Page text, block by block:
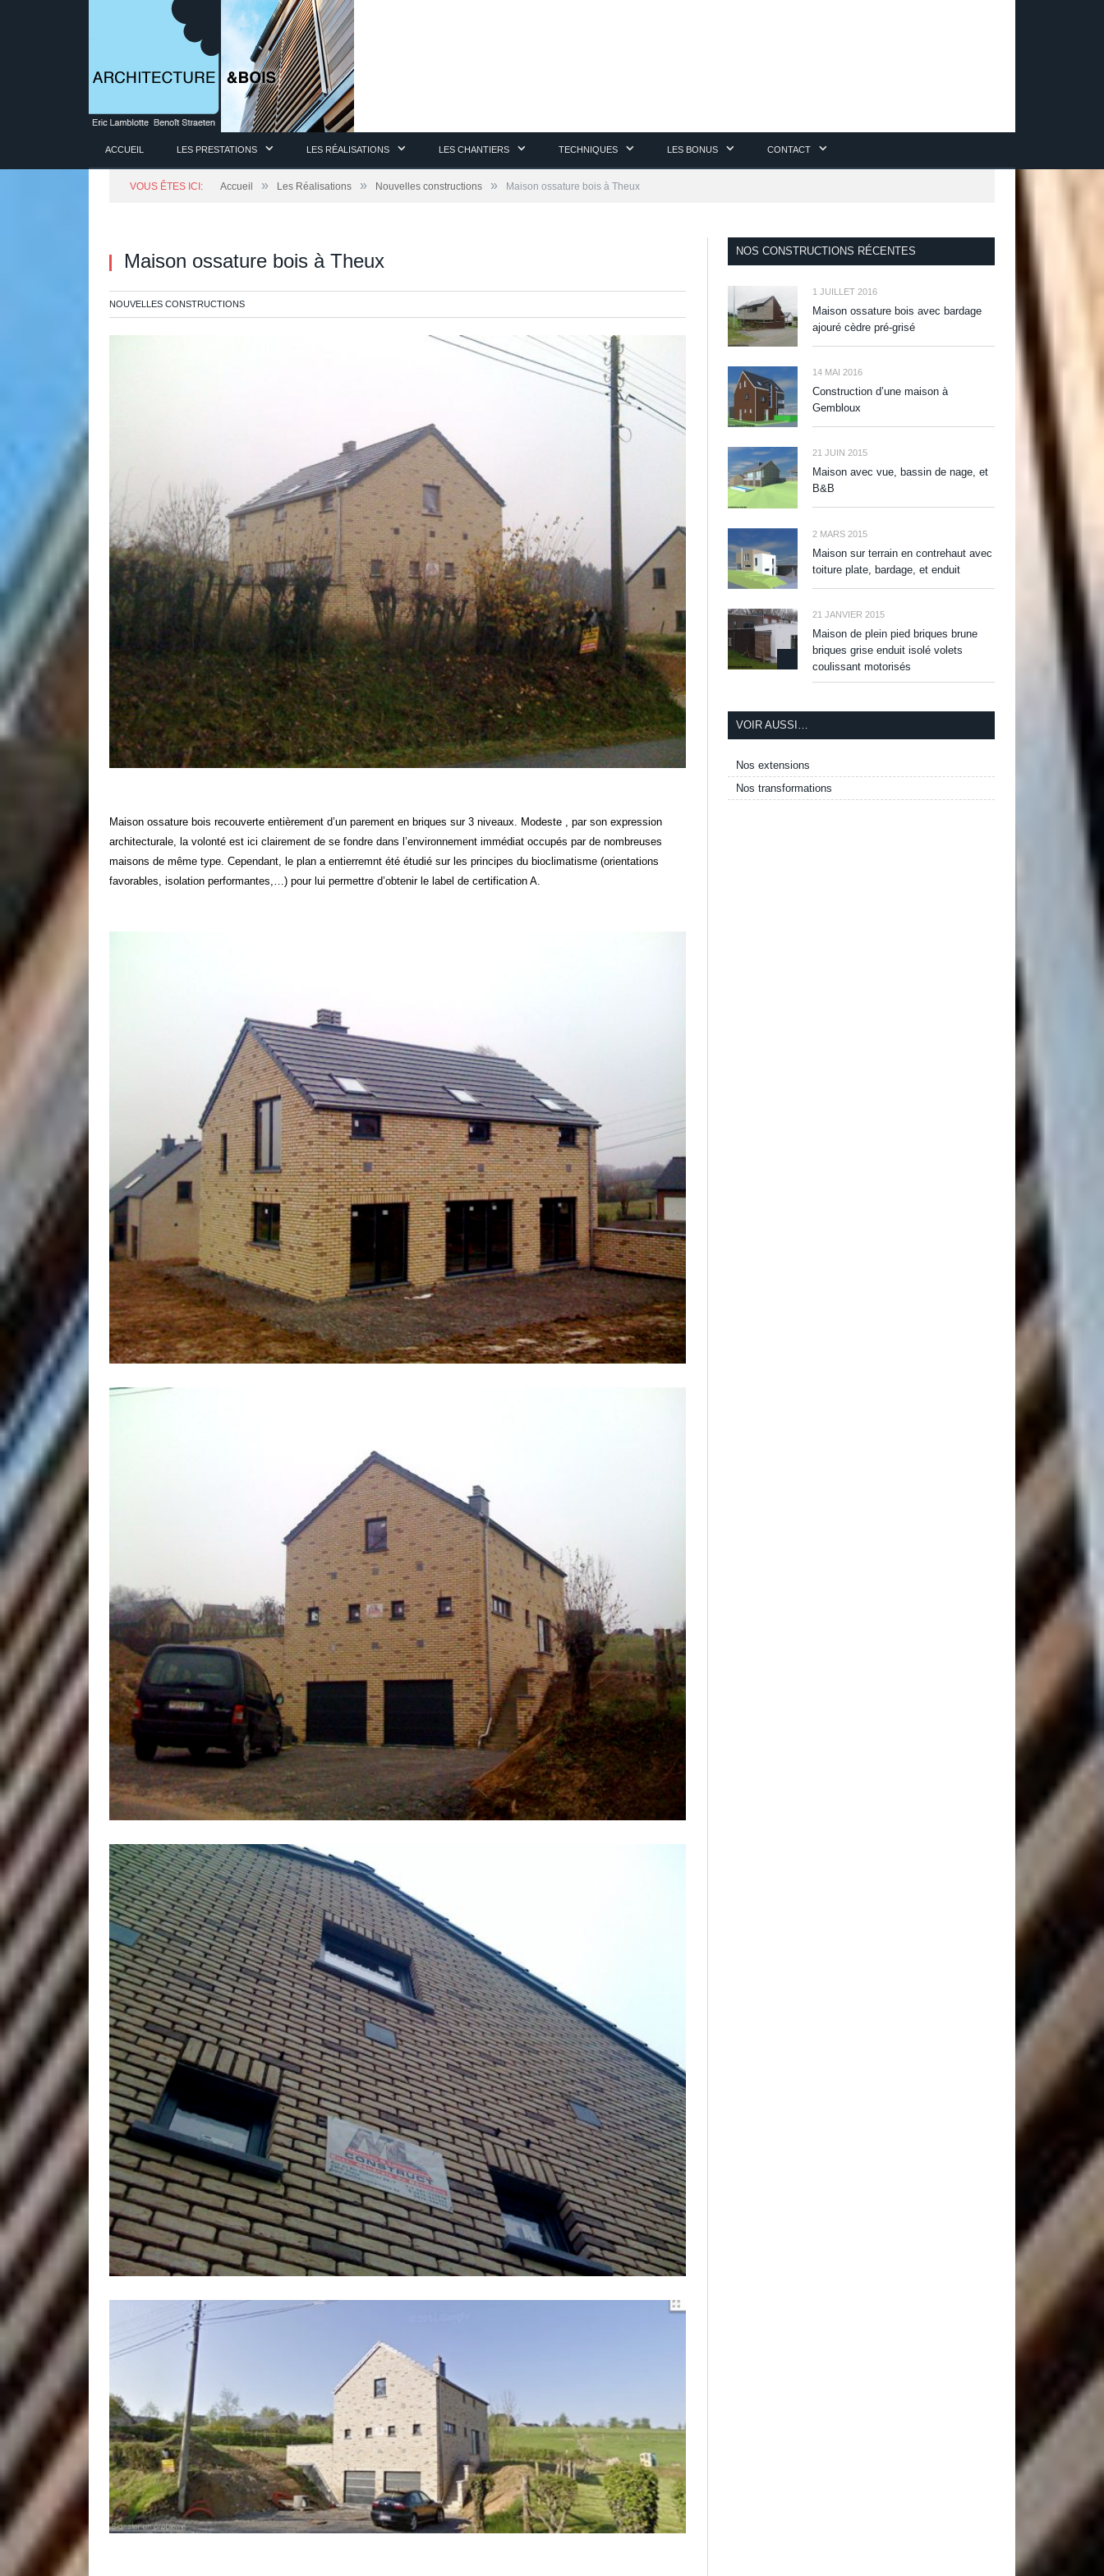
ACCUEIL LES PRESTATIONS LES RÉALISATIONS LES CHANTIERS TECHNIQUES LES BONUS CONTACT
VOUS ÊTES ICI: Accueil » Les Réalisations » Nouvelles constructions » Maison ossature bois à Theux
Maison ossature bois à Theux
NOUVELLES CONSTRUCTIONS
Maison ossature bois recouverte entièrement d’un parement en briques sur 3 niveaux. Modeste , par son expression
architecturale, la volonté est ici clairement de se fondre dans l’environnement immédiat occupés par de nombreuses
maisons de même type. Cependant, le plan a entierremnt été étudié sur les principes du bioclimatisme (orientations
favorables, isolation performantes,…) pour lui permettre d’obtenir le label de certification A.
NOS CONSTRUCTIONS RÉCENTES
1 JUILLET 2016
Maison ossature bois avec bardage
ajouré cèdre pré-grisé
14 MAI 2016
Construction d’une maison à
Gembloux
21 JUIN 2015
Maison avec vue, bassin de nage, et
B&B
2 MARS 2015
Maison sur terrain en contrehaut avec
toiture plate, bardage, et enduit
21 JANVIER 2015
Maison de plein pied briques brune
briques grise enduit isolé volets
coulissant motorisés
VOIR AUSSI…
Nos extensions
Nos transformations